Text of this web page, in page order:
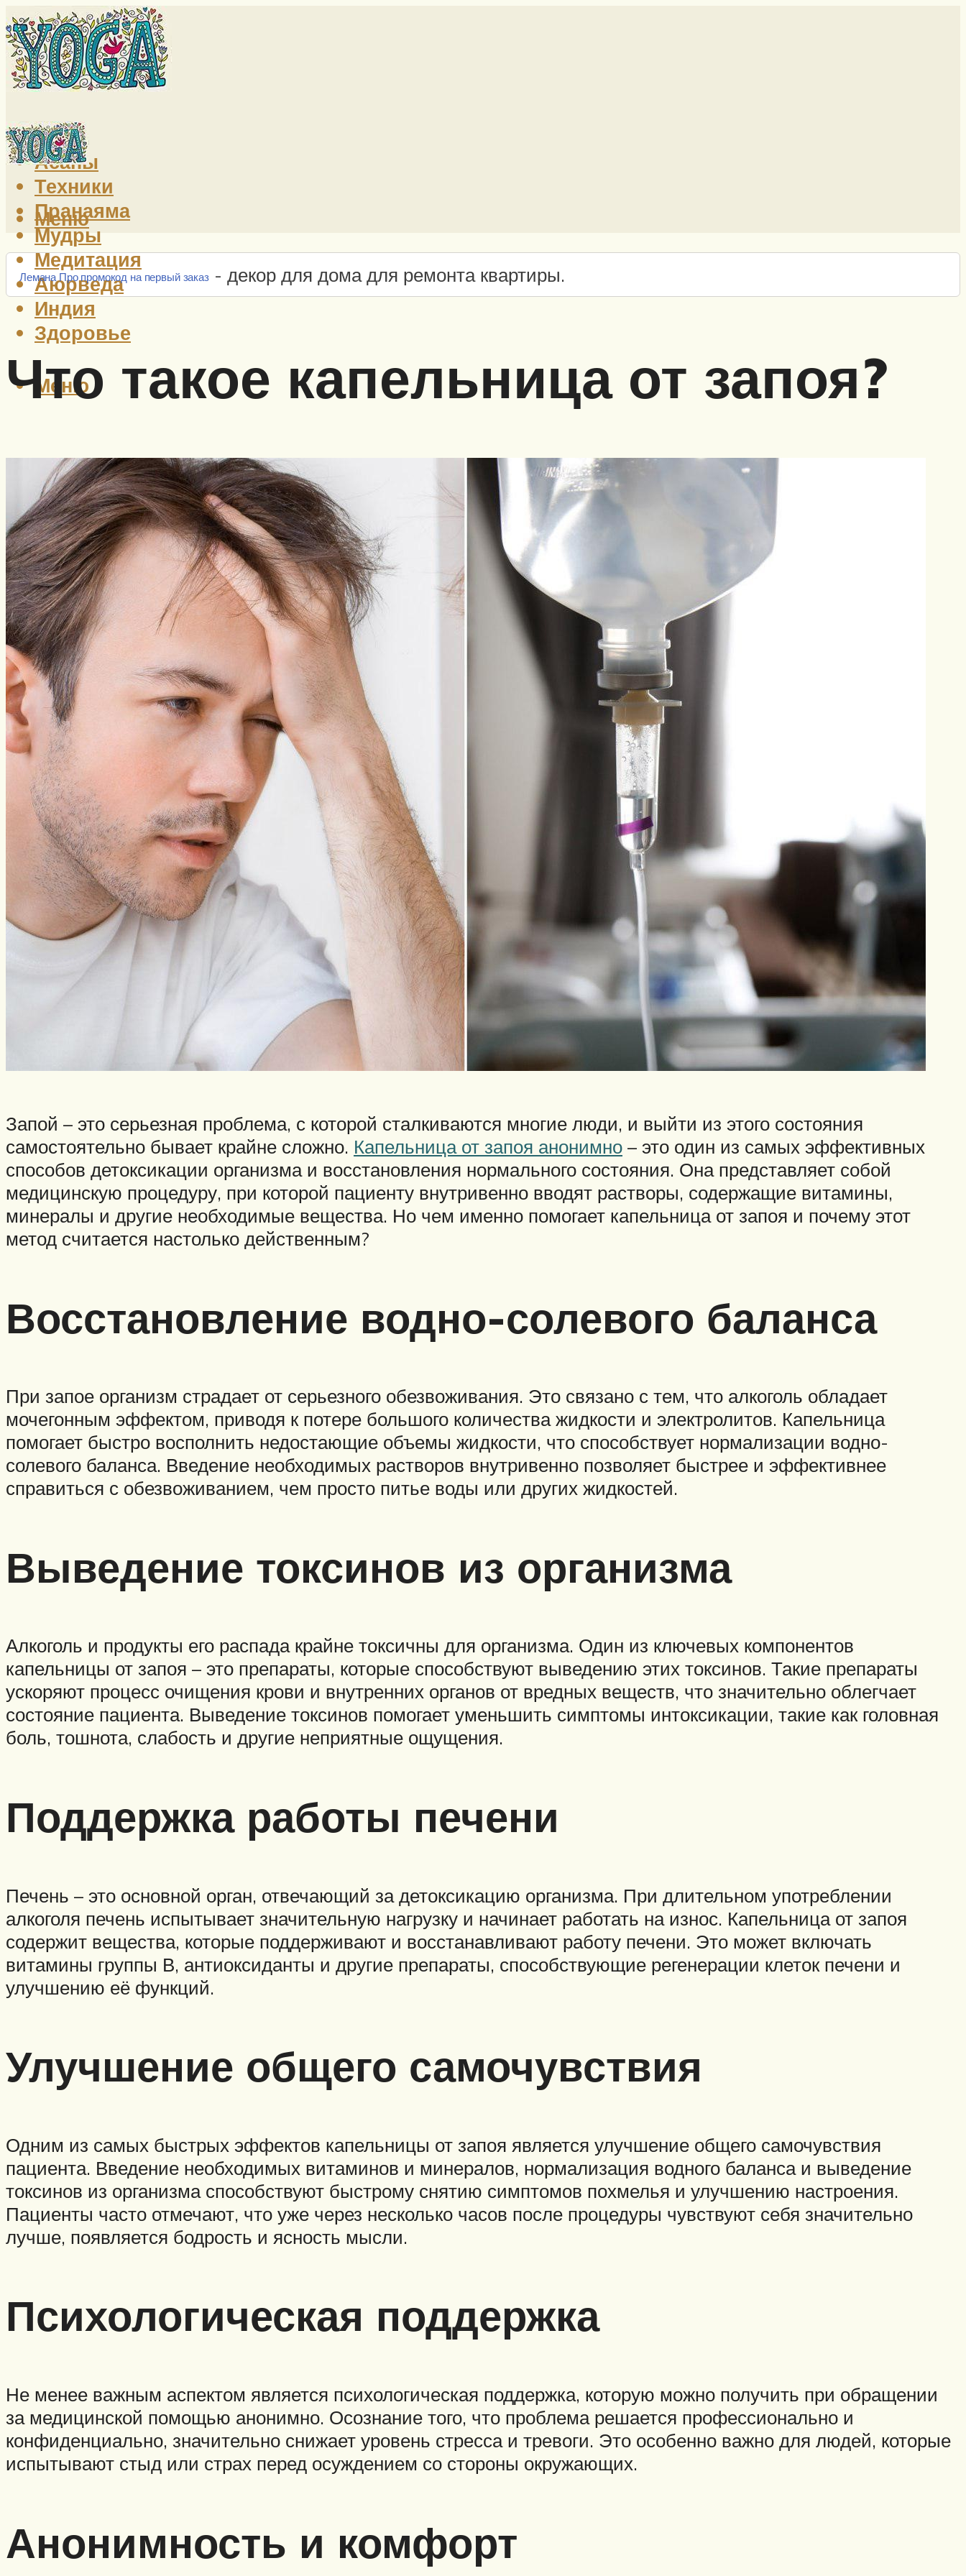
Йога
Асаны
Техники
Пранаяма
Мудры
Медитация
Аюрведа
Индия
Здоровье
Меню
Меню
Лемана Про промокод на первый заказ- декор для дома для ремонта квартиры.
Что такое капельница от запоя?
Запой – это серьезная проблема, с которой сталкиваются многие люди, и выйти из этого состояния
самостоятельно бывает крайне сложно. Капельница от запоя анонимно – это один из самых эффективных
способов детоксикации организма и восстановления нормального состояния. Она представляет собой
медицинскую процедуру, при которой пациенту внутривенно вводят растворы, содержащие витамины,
минералы и другие необходимые вещества. Но чем именно помогает капельница от запоя и почему этот
метод считается настолько действенным?
Восстановление водно-солевого баланса
При запое организм страдает от серьезного обезвоживания. Это связано с тем, что алкоголь обладает
мочегонным эффектом, приводя к потере большого количества жидкости и электролитов. Капельница
помогает быстро восполнить недостающие объемы жидкости, что способствует нормализации водно-
солевого баланса. Введение необходимых растворов внутривенно позволяет быстрее и эффективнее
справиться с обезвоживанием, чем просто питье воды или других жидкостей.
Выведение токсинов из организма
Алкоголь и продукты его распада крайне токсичны для организма. Один из ключевых компонентов
капельницы от запоя – это препараты, которые способствуют выведению этих токсинов. Такие препараты
ускоряют процесс очищения крови и внутренних органов от вредных веществ, что значительно облегчает
состояние пациента. Выведение токсинов помогает уменьшить симптомы интоксикации, такие как головная
боль, тошнота, слабость и другие неприятные ощущения.
Поддержка работы печени
Печень – это основной орган, отвечающий за детоксикацию организма. При длительном употреблении
алкоголя печень испытывает значительную нагрузку и начинает работать на износ. Капельница от запоя
содержит вещества, которые поддерживают и восстанавливают работу печени. Это может включать
витамины группы В, антиоксиданты и другие препараты, способствующие регенерации клеток печени и
улучшению её функций.
Улучшение общего самочувствия
Одним из самых быстрых эффектов капельницы от запоя является улучшение общего самочувствия
пациента. Введение необходимых витаминов и минералов, нормализация водного баланса и выведение
токсинов из организма способствуют быстрому снятию симптомов похмелья и улучшению настроения.
Пациенты часто отмечают, что уже через несколько часов после процедуры чувствуют себя значительно
лучше, появляется бодрость и ясность мысли.
Психологическая поддержка
Не менее важным аспектом является психологическая поддержка, которую можно получить при обращении
за медицинской помощью анонимно. Осознание того, что проблема решается профессионально и
конфиденциально, значительно снижает уровень стресса и тревоги. Это особенно важно для людей, которые
испытывают стыд или страх перед осуждением со стороны окружающих.
Анонимность и комфорт